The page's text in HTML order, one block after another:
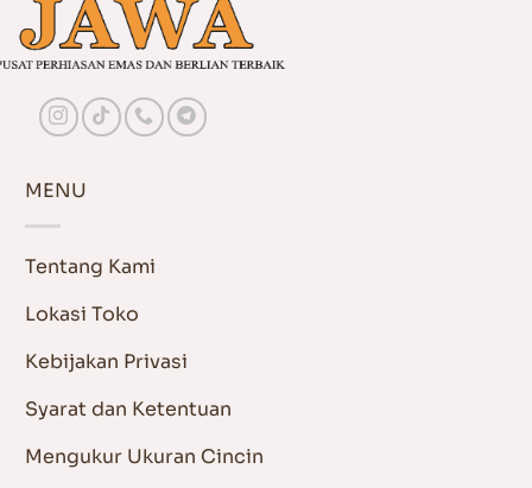
MENU
Tentang Kami
Lokasi Toko
Kebijakan Privasi
Syarat dan Ketentuan
Mengukur Ukuran Cincin